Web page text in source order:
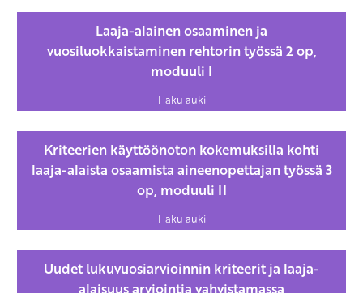
Laaja-alainen osaaminen ja
vuosiluokkaistaminen rehtorin työssä 2 op,
moduuli I
Haku auki
Kriteerien käyttöönoton kokemuksilla kohti
laaja-alaista osaamista aineenopettajan työssä 3
op, moduuli II
Haku auki
Uudet lukuvuosiarvioinnin kriteerit ja laaja-
alaisuus arviointia vahvistamassa